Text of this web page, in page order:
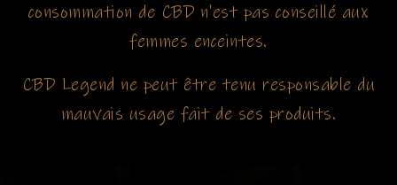
consommation de CBD n'est pas conseillé aux
femmes enceintes.
CBD Legend ne peut être tenu responsable du
mauvais usage fait de ses produits.